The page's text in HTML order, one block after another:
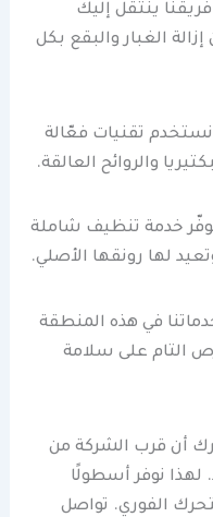
فريقنا ينتقل إليك
الغبار والبقع بكل
نستخدم تقنيات فعّالة
والروائح العالقة.
خدمة تنظيف شاملة
لها رونقها الأصلي.
في هذه المنطقة
التام على سلامة
أن قرب الشركة من
نوفر أسطولًا
الفوري. تواصل